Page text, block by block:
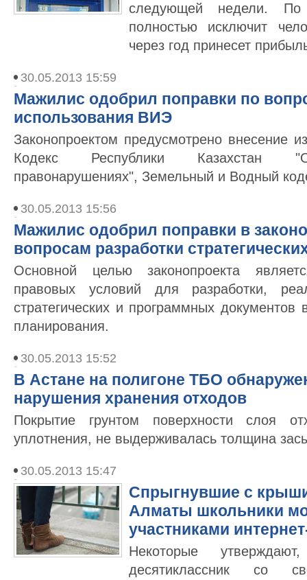
следующей недели.
полностью исключит
через год принесет
30.05.2013 15:59
Мажилис одобрил поправки по
использования ВИЭ
Законопроектом предусмотрено внесение
Кодекс Республики Казахстан
правонарушениях", Земельный и Водный
30.05.2013 15:56
Мажилис одобрил поправки в
вопросам разработки
Основной целью законопроекта
правовых условий для разработки,
стратегических и программных документов
планирования.
30.05.2013 15:52
В Астане на полигоне ТБО
нарушения хранения отходов
Покрытие грунтом поверхности слоя
уплотнения, не выдерживалась толщина
30.05.2013 15:47
Спрыгнувшие с
Алматы школьники
участниками
Некоторые
десятиклассник со